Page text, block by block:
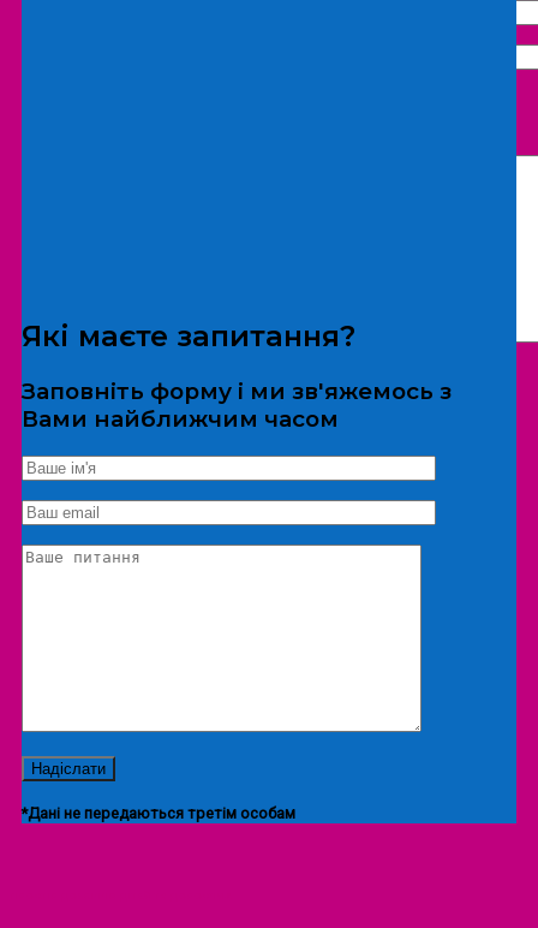
*Дані не передаються третім особам
Екскурсія/локація
Які маєте запитання?
Заповніть форму і ми зв'яжемось з
Вами найближчим часом
*Дані не передаються третім особам